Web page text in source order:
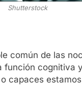
Shutterstock
común de las
cognitiva
capaces